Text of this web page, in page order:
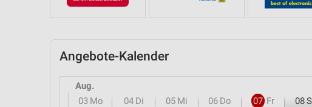
Angebote-Kalender
Aug.
03 Mo 04 Di 05 Mi 06 Do 07 Fr 08